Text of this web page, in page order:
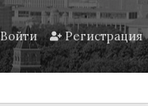
Войти Регистрация